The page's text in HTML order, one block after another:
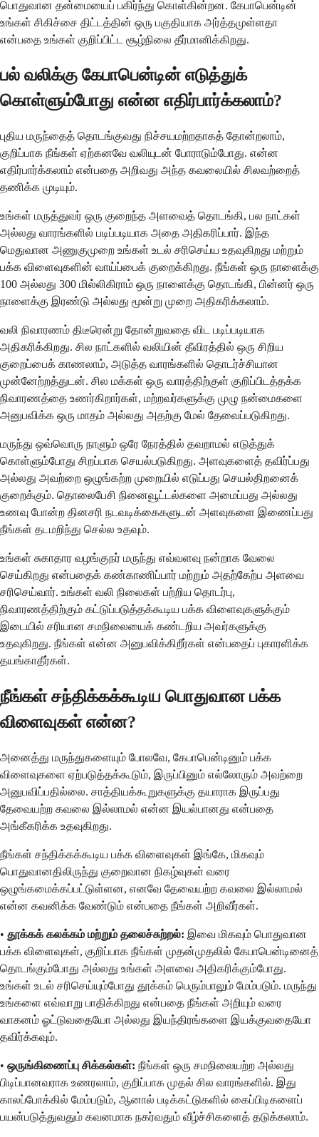
பொதுவான தன்மையைப் பகிர்ந்து கொள்கின்றன. கேபாபென்டின்
உங்கள் சிகிச்சை திட்டத்தின் ஒரு பகுதியாக அர்த்தமுள்ளதா
என்பதை உங்கள் குறிப்பிட்ட சூழ்நிலை தீர்மானிக்கிறது.
பல் வலிக்கு கேபாபென்டின் எடுத்துக்
கொள்ளும்போது என்ன எதிர்பார்க்கலாம்?
புதிய மருந்தைத் தொடங்குவது நிச்சயமற்றதாகத் தோன்றலாம்,
குறிப்பாக நீங்கள் ஏற்கனவே வலியுடன் போராடும்போது. என்ன
எதிர்பார்க்கலாம் என்பதை அறிவது அந்த கவலையில் சிலவற்றைத்
தணிக்க முடியும்.
உங்கள் மருத்துவர் ஒரு குறைந்த அளவைத் தொடங்கி, பல நாட்கள்
அல்லது வாரங்களில் படிப்படியாக அதை அதிகரிப்பார். இந்த
மெதுவான அணுகுமுறை உங்கள் உடல் சரிசெய்ய உதவுகிறது மற்றும்
பக்க விளைவுகளின் வாய்ப்பைக் குறைக்கிறது. நீங்கள் ஒரு நாளைக்கு
100 அல்லது 300 மில்லிகிராம் ஒரு நாளைக்கு தொடங்கி, பின்னர் ஒரு
நாளைக்கு இரண்டு அல்லது மூன்று முறை அதிகரிக்கலாம்.
வலி நிவாரணம் திடீரென்று தோன்றுவதை விட படிப்படியாக
அதிகரிக்கிறது. சில நாட்களில் வலியின் தீவிரத்தில் ஒரு சிறிய
குறைப்பைக் காணலாம், அடுத்த வாரங்களில் தொடர்ச்சியான
முன்னேற்றத்துடன். சில மக்கள் ஒரு வாரத்திற்குள் குறிப்பிடத்தக்க
நிவாரணத்தை உணர்கிறார்கள், மற்றவர்களுக்கு முழு நன்மைகளை
அனுபவிக்க ஒரு மாதம் அல்லது அதற்கு மேல் தேவைப்படுகிறது.
மருந்து ஒவ்வொரு நாளும் ஒரே நேரத்தில் தவறாமல் எடுத்துக்
கொள்ளும்போது சிறப்பாக செயல்படுகிறது. அளவுகளைத் தவிர்ப்பது
அல்லது அவற்றை ஒழுங்கற்ற முறையில் எடுப்பது செயல்திறனைக்
குறைக்கும். தொலைபேசி நினைவூட்டல்களை அமைப்பது அல்லது
உணவு போன்ற தினசரி நடவடிக்கைகளுடன் அளவுகளை இணைப்பது
நீங்கள் தடமறிந்து செல்ல உதவும்.
உங்கள் சுகாதார வழங்குநர் மருந்து எவ்வளவு நன்றாக வேலை
செய்கிறது என்பதைக் கண்காணிப்பார் மற்றும் அதற்கேற்ப அளவை
சரிசெய்வார். உங்கள் வலி நிலைகள் பற்றிய தொடர்பு,
நிவாரணத்திற்கும் கட்டுப்படுத்தக்கூடிய பக்க விளைவுகளுக்கும்
இடையில் சரியான சமநிலையைக் கண்டறிய அவர்களுக்கு
உதவுகிறது. நீங்கள் என்ன அனுபவிக்கிறீர்கள் என்பதைப் புகாரளிக்க
தயங்காதீர்கள்.
நீங்கள் சந்திக்கக்கூடிய பொதுவான பக்க
விளைவுகள் என்ன?
அனைத்து மருந்துகளையும் போலவே, கேபாபென்டினும் பக்க
விளைவுகளை ஏற்படுத்தக்கூடும், இருப்பினும் எல்லோரும் அவற்றை
அனுபவிப்பதில்லை. சாத்தியக்கூறுகளுக்கு தயாராக இருப்பது
தேவையற்ற கவலை இல்லாமல் என்ன இயல்பானது என்பதை
அங்கீகரிக்க உதவுகிறது.
நீங்கள் சந்திக்கக்கூடிய பக்க விளைவுகள் இங்கே, மிகவும்
பொதுவானதிலிருந்து குறைவான நிகழ்வுகள் வரை
ஒழுங்கமைக்கப்பட்டுள்ளன, எனவே தேவையற்ற கவலை இல்லாமல்
என்ன கவனிக்க வேண்டும் என்பதை நீங்கள் அறிவீர்கள்.
• தூக்கக் கலக்கம் மற்றும் தலைச்சுற்றல்: இவை மிகவும் பொதுவான
பக்க விளைவுகள், குறிப்பாக நீங்கள் முதன்முதலில் கேபாபென்டினைத்
தொடங்கும்போது அல்லது உங்கள் அளவை அதிகரிக்கும்போது.
உங்கள் உடல் சரிசெய்யும்போது தூக்கம் பெரும்பாலும் மேம்படும். மருந்து
உங்களை எவ்வாறு பாதிக்கிறது என்பதை நீங்கள் அறியும் வரை
வாகனம் ஓட்டுவதையோ அல்லது இயந்திரங்களை இயக்குவதையோ
தவிர்க்கவும்.
• ஒருங்கிணைப்பு சிக்கல்கள்: நீங்கள் ஒரு சமநிலையற்ற அல்லது
பிடிப்பானவராக உணரலாம், குறிப்பாக முதல் சில வாரங்களில். இது
காலப்போக்கில் மேம்படும், ஆனால் படிக்கட்டுகளில் கைப்பிடிகளைப்
பயன்படுத்துவதும் கவனமாக நகர்வதும் வீழ்ச்சிகளைத் தடுக்கலாம்.